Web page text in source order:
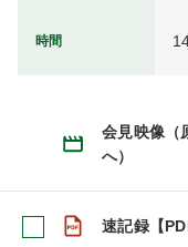
時間
会見映像（
へ）
速記録【